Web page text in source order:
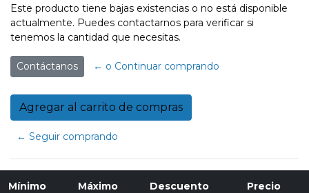
Este producto tiene bajas existencias o no está disponible
actualmente. Puedes contactarnos para verificar si
tenemos la cantidad que necesitas.
Contáctanos ← o Continuar comprando
← Seguir comprando
Mínimo Máximo Descuento Precio